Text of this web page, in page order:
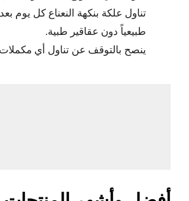
تناول علكة بنكهة النعناع كل يوم
طبيعياً دون عقاقير طبية.
ينصح بالتوقف عن تناول أي